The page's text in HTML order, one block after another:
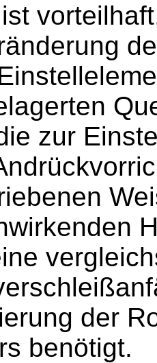
zur
der
benötigt.